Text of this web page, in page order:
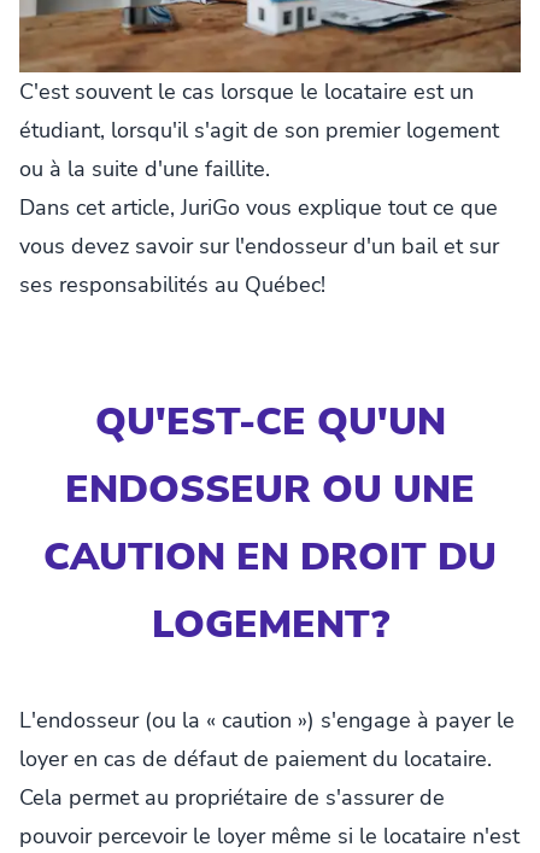
C'est souvent le cas lorsque le locataire est un
étudiant, lorsqu'il s'agit de son premier logement
ou à la suite d'une faillite.
Dans cet article, JuriGo vous explique tout ce que
vous devez savoir sur l'endosseur d'un bail et sur
ses responsabilités au Québec!
QU'EST-CE QU'UN
ENDOSSEUR OU UNE
CAUTION EN DROIT DU
LOGEMENT?
L'endosseur (ou la « caution ») s'engage à payer le
loyer en cas de défaut de paiement du locataire.
Cela permet au propriétaire de s'assurer de
pouvoir percevoir le loyer même si le locataire n'est